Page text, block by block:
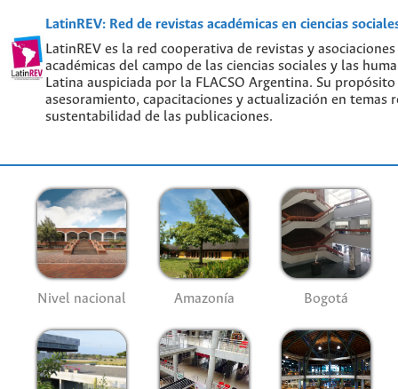
LatinREV: Red de revistas académicas en ciencias
LatinREV es la red cooperativa de revistas y
académicas del campo de las ciencias sociales y las
Latina auspiciada por la FLACSO Argentina. Su
asesoramiento, capacitaciones y actualización en temas
sustentabilidad de las publicaciones.
Nivel nacional Amazonía Bogotá